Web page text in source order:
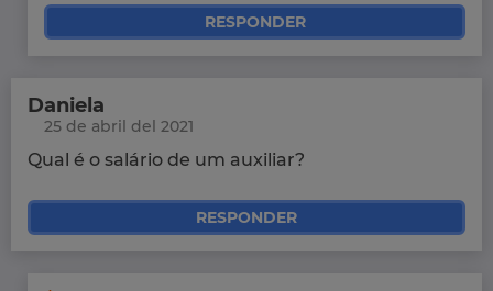
RESPONDER
Daniela
25 de abril del 2021
Qual é o salário de um auxiliar?
RESPONDER